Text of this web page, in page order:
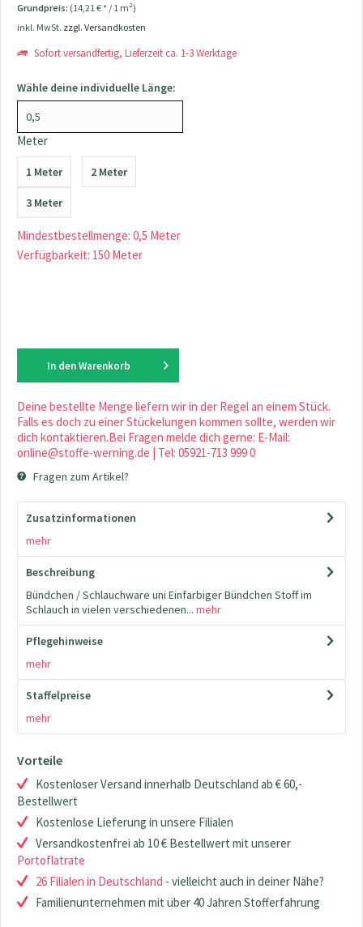
Grundpreis: (14,21 € * / 1 m²)
inkl. MwSt. zzgl. Versandkosten
Sofort versandfertig, Lieferzeit ca. 1-3 Werktage
Wähle deine individuelle Länge:
Meter
1 Meter 2 Meter
3 Meter
Mindestbestellmenge: 0,5 Meter
Verfügbarkeit: 150 Meter
In den Warenkorb
Deine bestellte Menge liefern wir in der Regel an einem Stück.
Falls es doch zu einer Stückelungen kommen sollte, werden wir
dich kontaktieren.Bei Fragen melde dich gerne: E-Mail:
online@stoffe-werning.de | Tel: 05921-713 999 0
Fragen zum Artikel?
Zusatzinformationen
mehr
Beschreibung
Bündchen / Schlauchware uni Einfarbiger Bündchen Stoff im
Schlauch in vielen verschiedenen... mehr
Pflegehinweise
mehr
Staffelpreise
mehr
Vorteile
Kostenloser Versand innerhalb Deutschland ab € 60,-
Bestellwert
Kostenlose Lieferung in unsere Filialen
Versandkostenfrei ab 10 € Bestellwert mit unserer
Portoflatrate
26 Filialen in Deutschland - vielleicht auch in deiner Nähe?
Familienunternehmen mit über 40 Jahren Stofferfahrung